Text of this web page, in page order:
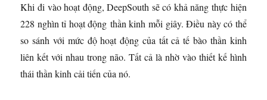
Khi đi vào hoạt động, DeepSouth sẽ có khả năng thực hiện
228 nghìn tỉ hoạt động thần kinh mỗi giây. Điều này có thể
so sánh với mức độ hoạt động của tất cả tế bào thần kinh
liên kết với nhau trong não. Tất cả là nhờ vào thiết kế hình
thái thần kinh cải tiến của nó.